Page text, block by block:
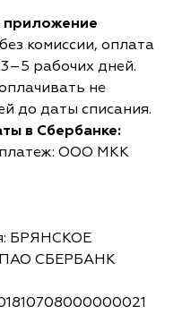
приложение
комиссии, оплата
рабочих дней.
не
до даты списания.
в Сбербанке:
платеж: ООО МКК
БРЯНСКОЕ
СБЕРБАНК